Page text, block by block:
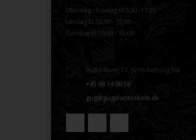
Mandag - Fredag kl.9.00 -17.30
Lørdag kl.10.00 - 15.00
Søndag kl.10.00 - 15.00
Indkildevej 17, 9210 Aalborg SØ
+45 98 14 08 58
gug@gugplanteskole.dk